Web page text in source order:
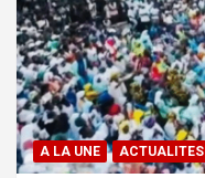
A LA UNE ACTUALITES